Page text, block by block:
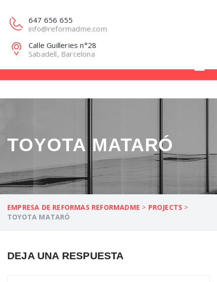
647 656 655
info@reformadme.com
Calle Guilleries n°28
Sabadell, Barcelona
TOYOTA MATARÓ
EMPRESA DE REFORMAS REFORMADME > PROJECTS >
TOYOTA MATARÓ
DEJA UNA RESPUESTA